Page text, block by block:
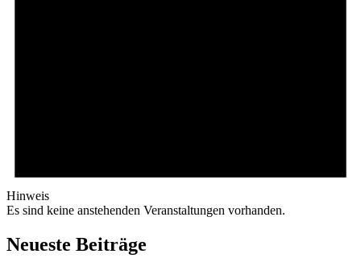
Hinweis
Es sind keine anstehenden Veranstaltungen vorhanden.
Neueste Beiträge